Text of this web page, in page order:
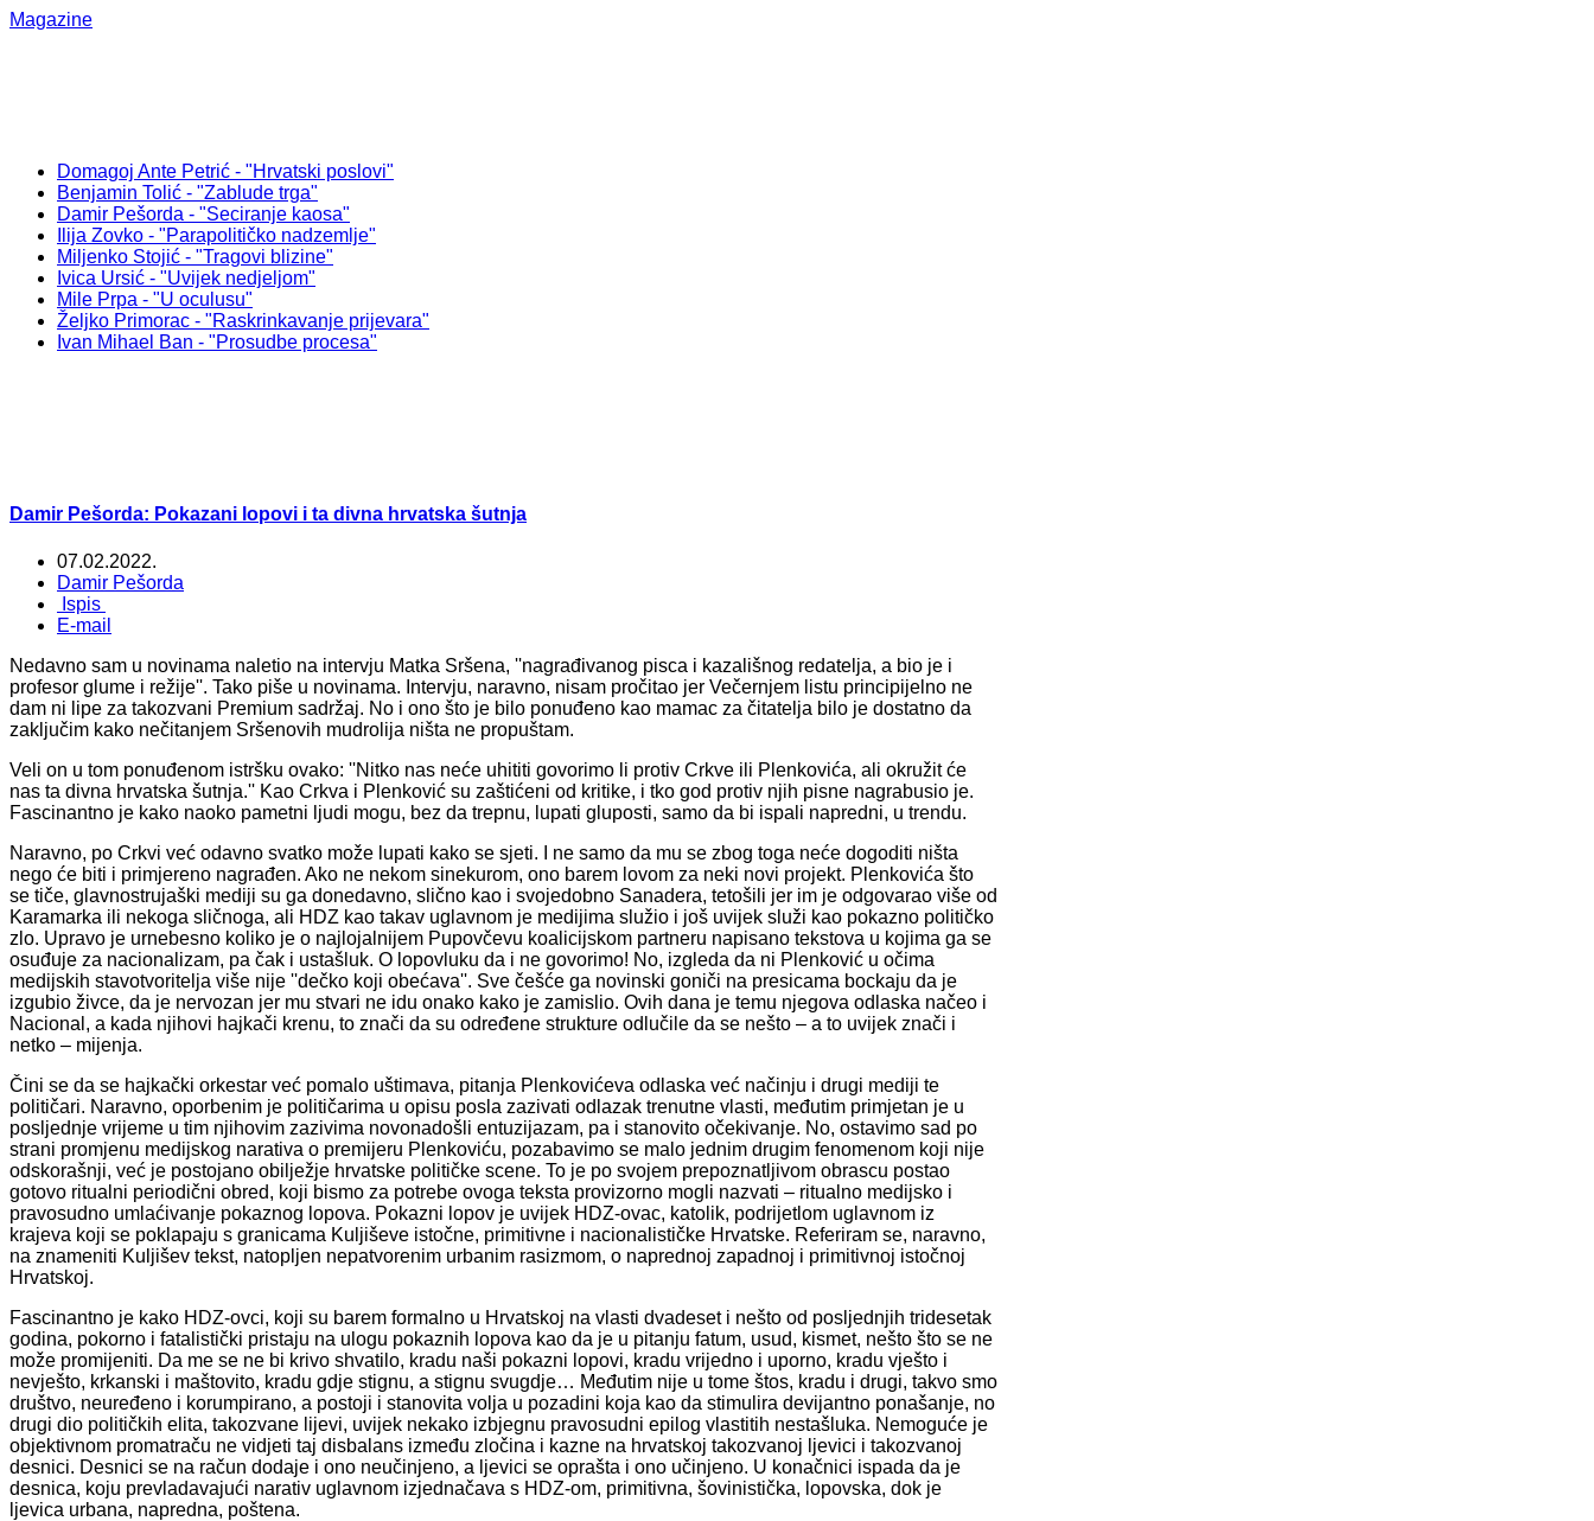
Magazine
Domagoj Ante Petrić - "Hrvatski poslovi"
Benjamin Tolić - "Zablude trga"
Damir Pešorda - "Seciranje kaosa"
Ilija Zovko - "Parapolitičko nadzemlje"
Miljenko Stojić - "Tragovi blizine"
Ivica Ursić - "Uvijek nedjeljom"
Mile Prpa - "U oculusu"
Željko Primorac - "Raskrinkavanje prijevara"
Ivan Mihael Ban - "Prosudbe procesa"
Damir Pešorda: Pokazani lopovi i ta divna hrvatska šutnja
07.02.2022.
Damir Pešorda
Ispis
E-mail
Nedavno sam u novinama naletio na intervju Matka Sršena, ''nagrađivanog pisca i kazališnog redatelja, a bio je i
profesor glume i režije''. Tako piše u novinama. Intervju, naravno, nisam pročitao jer Večernjem listu principijelno ne
dam ni lipe za takozvani Premium sadržaj. No i ono što je bilo ponuđeno kao mamac za čitatelja bilo je dostatno da
zaključim kako nečitanjem Sršenovih mudrolija ništa ne propuštam.
Veli on u tom ponuđenom istršku ovako: ''Nitko nas neće uhititi govorimo li protiv Crkve ili Plenkovića, ali okružit će
nas ta divna hrvatska šutnja.'' Kao Crkva i Plenković su zaštićeni od kritike, i tko god protiv njih pisne nagrabusio je.
Fascinantno je kako naoko pametni ljudi mogu, bez da trepnu, lupati gluposti, samo da bi ispali napredni, u trendu.
Naravno, po Crkvi već odavno svatko može lupati kako se sjeti. I ne samo da mu se zbog toga neće dogoditi ništa
nego će biti i primjereno nagrađen. Ako ne nekom sinekurom, ono barem lovom za neki novi projekt. Plenkovića što
se tiče, glavnostrujaški mediji su ga donedavno, slično kao i svojedobno Sanadera, tetošili jer im je odgovarao više od
Karamarka ili nekoga sličnoga, ali HDZ kao takav uglavnom je medijima služio i još uvijek služi kao pokazno političko
zlo. Upravo je urnebesno koliko je o najlojalnijem Pupovčevu koalicijskom partneru napisano tekstova u kojima ga se
osuđuje za nacionalizam, pa čak i ustašluk. O lopovluku da i ne govorimo! No, izgleda da ni Plenković u očima
medijskih stavotvoritelja više nije ''dečko koji obećava''. Sve češće ga novinski goniči na presicama bockaju da je
izgubio živce, da je nervozan jer mu stvari ne idu onako kako je zamislio. Ovih dana je temu njegova odlaska načeo i
Nacional, a kada njihovi hajkači krenu, to znači da su određene strukture odlučile da se nešto – a to uvijek znači i
netko – mijenja.
Čini se da se hajkački orkestar već pomalo uštimava, pitanja Plenkovićeva odlaska već načinju i drugi mediji te
političari. Naravno, oporbenim je političarima u opisu posla zazivati odlazak trenutne vlasti, međutim primjetan je u
posljednje vrijeme u tim njihovim zazivima novonadošli entuzijazam, pa i stanovito očekivanje. No, ostavimo sad po
strani promjenu medijskog narativa o premijeru Plenkoviću, pozabavimo se malo jednim drugim fenomenom koji nije
odskorašnji, već je postojano obilježje hrvatske političke scene. To je po svojem prepoznatljivom obrascu postao
gotovo ritualni periodični obred, koji bismo za potrebe ovoga teksta provizorno mogli nazvati – ritualno medijsko i
pravosudno umlaćivanje pokaznog lopova. Pokazni lopov je uvijek HDZ-ovac, katolik, podrijetlom uglavnom iz
krajeva koji se poklapaju s granicama Kuljiševe istočne, primitivne i nacionalističke Hrvatske. Referiram se, naravno,
na znameniti Kuljišev tekst, natopljen nepatvorenim urbanim rasizmom, o naprednoj zapadnoj i primitivnoj istočnoj
Hrvatskoj.
Fascinantno je kako HDZ-ovci, koji su barem formalno u Hrvatskoj na vlasti dvadeset i nešto od posljednjih tridesetak
godina, pokorno i fatalistički pristaju na ulogu pokaznih lopova kao da je u pitanju fatum, usud, kismet, nešto što se ne
može promijeniti. Da me se ne bi krivo shvatilo, kradu naši pokazni lopovi, kradu vrijedno i uporno, kradu vješto i
nevješto, krkanski i maštovito, kradu gdje stignu, a stignu svugdje… Međutim nije u tome štos, kradu i drugi, takvo smo
društvo, neuređeno i korumpirano, a postoji i stanovita volja u pozadini koja kao da stimulira devijantno ponašanje, no
drugi dio političkih elita, takozvane lijevi, uvijek nekako izbjegnu pravosudni epilog vlastitih nestašluka. Nemoguće je
objektivnom promatraču ne vidjeti taj disbalans između zločina i kazne na hrvatskoj takozvanoj ljevici i takozvanoj
desnici. Desnici se na račun dodaje i ono neučinjeno, a ljevici se oprašta i ono učinjeno. U konačnici ispada da je
desnica, koju prevladavajući narativ uglavnom izjednačava s HDZ-om, primitivna, šovinistička, lopovska, dok je
ljevica urbana, napredna, poštena.